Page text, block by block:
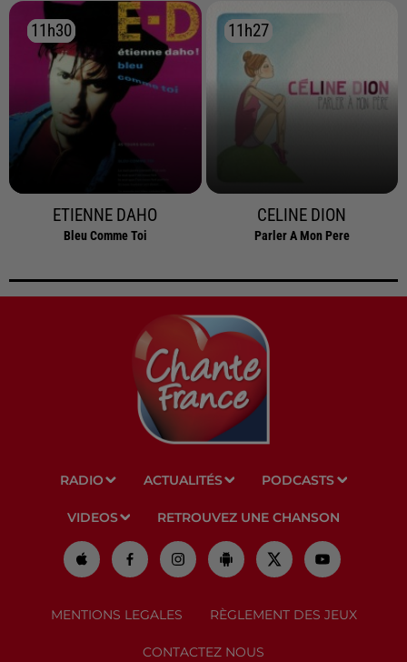
11h30
11h30
ETIENNE DAHO
Bleu Comme Toi
11h27
11h27
CELINE DION
Parler A Mon Pere
RADIO ACTUALITÉS PODCASTS
VIDEOS RETROUVEZ UNE CHANSON
MENTIONS LEGALES RÈGLEMENT DES JEUX
CONTACTEZ NOUS